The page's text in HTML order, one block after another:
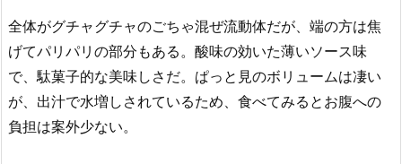
全体がグチャグチャのごちゃ混ぜ流動体だが、端の方は焦
げてパリパリの部分もある。酸味の効いた薄いソース味
で、駄菓子的な美味しさだ。ぱっと見のボリュームは凄い
が、出汁で水増しされているため、食べてみるとお腹への
負担は案外少ない。